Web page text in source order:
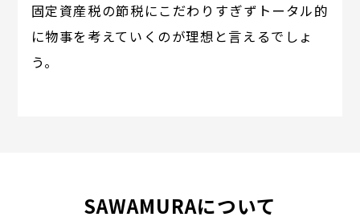
固定資産税の節税にこだわりすぎずトータル的
に物事を考えていくのが理想と言えるでしょ
う。
SAWAMURAについて